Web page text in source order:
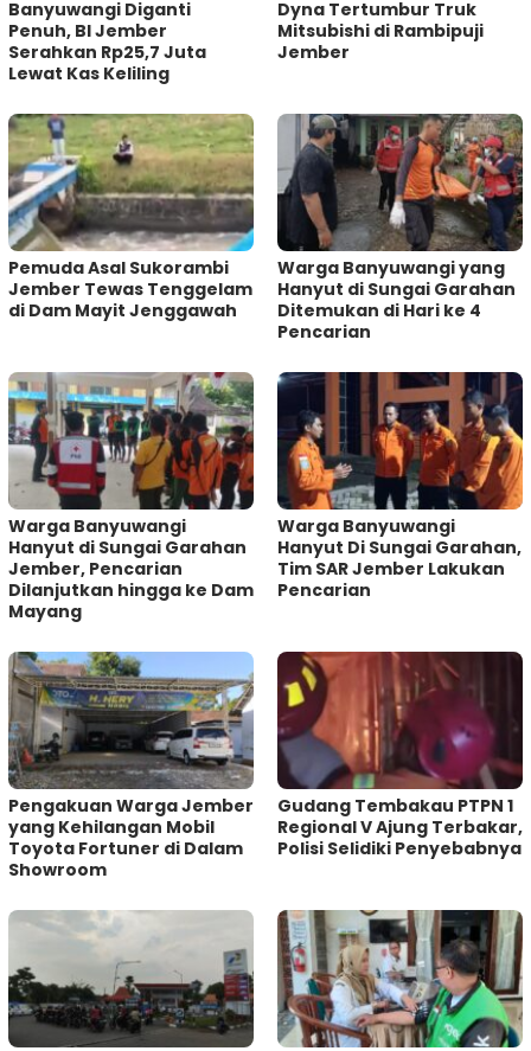
Banyuwangi Diganti
Penuh, BI Jember
Serahkan Rp25,7 Juta
Lewat Kas Keliling
Dyna Tertumbur Truk
Mitsubishi di Rambipuji
Jember
Pemuda Asal Sukorambi
Jember Tewas Tenggelam
di Dam Mayit Jenggawah
Warga Banyuwangi yang
Hanyut di Sungai Garahan
Ditemukan di Hari ke 4
Pencarian
Warga Banyuwangi
Hanyut di Sungai Garahan
Jember, Pencarian
Dilanjutkan hingga ke Dam
Mayang
Warga Banyuwangi
Hanyut Di Sungai Garahan,
Tim SAR Jember Lakukan
Pencarian
Pengakuan Warga Jember
yang Kehilangan Mobil
Toyota Fortuner di Dalam
Showroom
Gudang Tembakau PTPN 1
Regional V Ajung Terbakar,
Polisi Selidiki Penyebabnya